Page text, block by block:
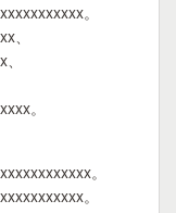
。
、
。
。
。